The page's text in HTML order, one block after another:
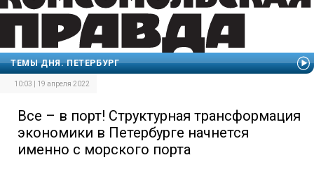
ТЕМЫ ДНЯ. ПЕТЕРБУРГ
10:03 | 19 апреля 2022
Все – в порт! Структурная трансформация
экономики в Петербурге начнется
именно с морского порта